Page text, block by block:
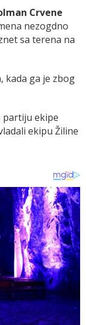
Crvene
nezogdno
sa terena na
kada ga je zbog
partiju ekipe
ekipu Žiline